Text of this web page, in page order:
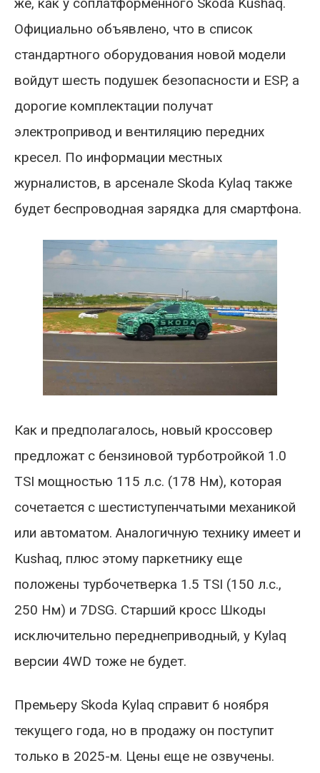
Официально объявлено, что в список
стандартного оборудования новой модели
войдут шесть подушек безопасности и ESP, а
дорогие комплектации получат
электропривод и вентиляцию передних
кресел. По информации местных
журналистов, в арсенале Skoda Kylaq также
будет беспроводная зарядка для смартфона.
Как и предполагалось, новый кроссовер
предложат с бензиновой турботройкой 1.0
TSI мощностью 115 л.с. (178 Нм), которая
сочетается с шестиступенчатыми механикой
или автоматом. Аналогичную технику имеет и
Kushaq, плюс этому паркетнику еще
положены турбочетверка 1.5 TSI (150 л.с.,
250 Нм) и 7DSG. Старший кросс Шкоды
исключительно переднеприводный, у Kylaq
версии 4WD тоже не будет.
Премьеру Skoda Kylaq справит 6 ноября
текущего года, но в продажу он поступит
только в 2025-м. Цены еще не озвучены.